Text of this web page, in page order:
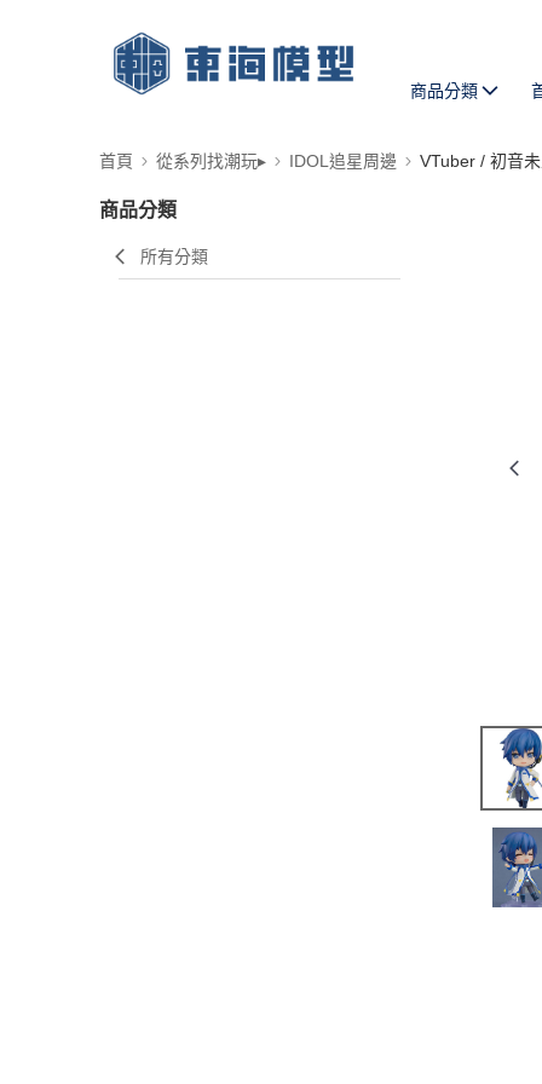
商品分類
首頁 從系列找潮玩▸ IDOL追星周邊 VTuber / 初音
商品分類
所有分類